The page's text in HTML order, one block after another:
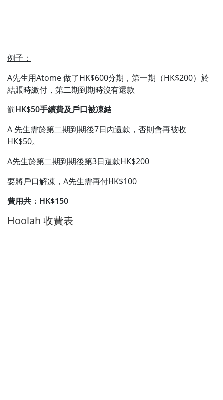
例子：
A先生用Atome 做了HK$600分期，第一期（HK$200）於
結賬時繳付，第二期到期時沒有還款
罰HK$50手續費及戶口被凍結
A 先生需於第二期到期後7日內還款，否則會再被收
HK$50。
A先生於第二期到期後第3日還款HK$200
要將戶口解凍，A先生需再付HK$100
費用共：HK$150
Hoolah 收費表